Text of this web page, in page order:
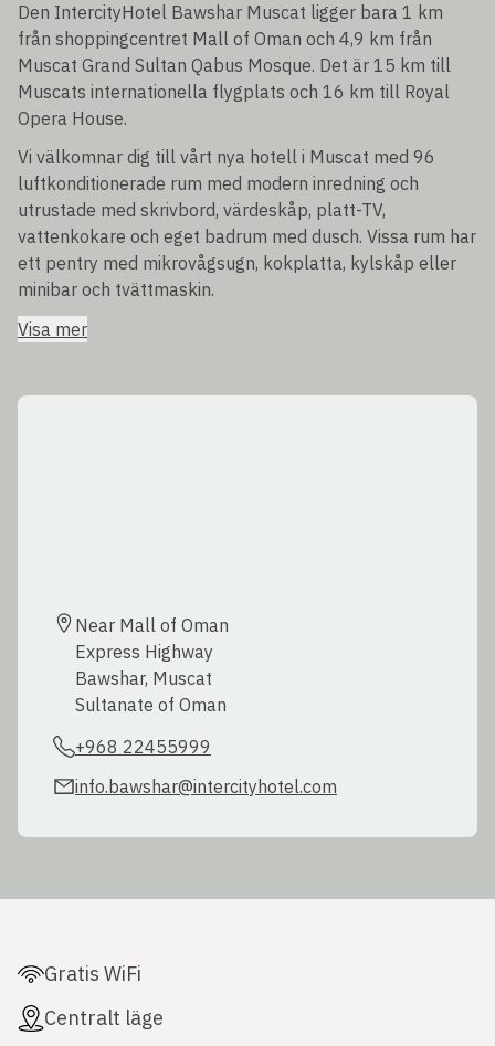
Den IntercityHotel Bawshar Muscat ligger bara 1 km
från shoppingcentret Mall of Oman och 4,9 km från
Muscat Grand Sultan Qabus Mosque. Det är 15 km till
Muscats internationella flygplats och 16 km till Royal
Opera House.
Vi välkomnar dig till vårt nya hotell i Muscat med 96
luftkonditionerade rum med modern inredning och
utrustade med skrivbord, värdeskåp, platt-TV,
vattenkokare och eget badrum med dusch. Vissa rum har
ett pentry med mikrovågsugn, kokplatta, kylskåp eller
minibar och tvättmaskin.
Visa mer
Near Mall of Oman
Express Highway
Bawshar, Muscat
Sultanate of Oman
+968 22455999
info.bawshar@intercityhotel.com
Gratis WiFi
Centralt läge